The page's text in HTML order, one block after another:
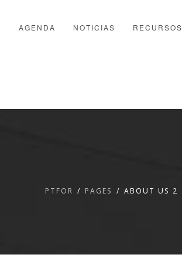
AGENDA NOTICIAS RECURSOS
PTFOR PAGES ABOUT US 2